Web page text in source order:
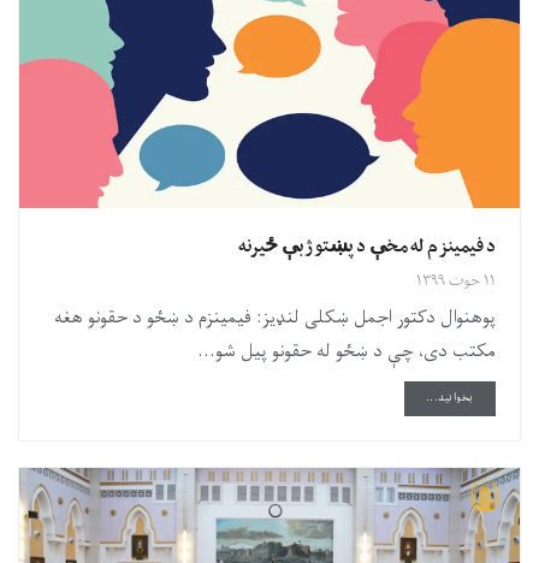
د فيمينزم له مخې د پښتو ژبې ځيرنه
۱۱ حوت ۱۳۹۹
پوهنوال دکتور اجمل ښکلى لنډيز: فيمينزم د ښځو د حقونو هغه
مکتب دى، چې د ښځو له حقونو پيل شو...
بخوانید...